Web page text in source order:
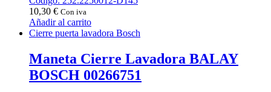
10,30 € Con iva
Añadir al carrito
Cierre puerta lavadora Bosch
Maneta Cierre Lavadora BALAY
BOSCH 00266751